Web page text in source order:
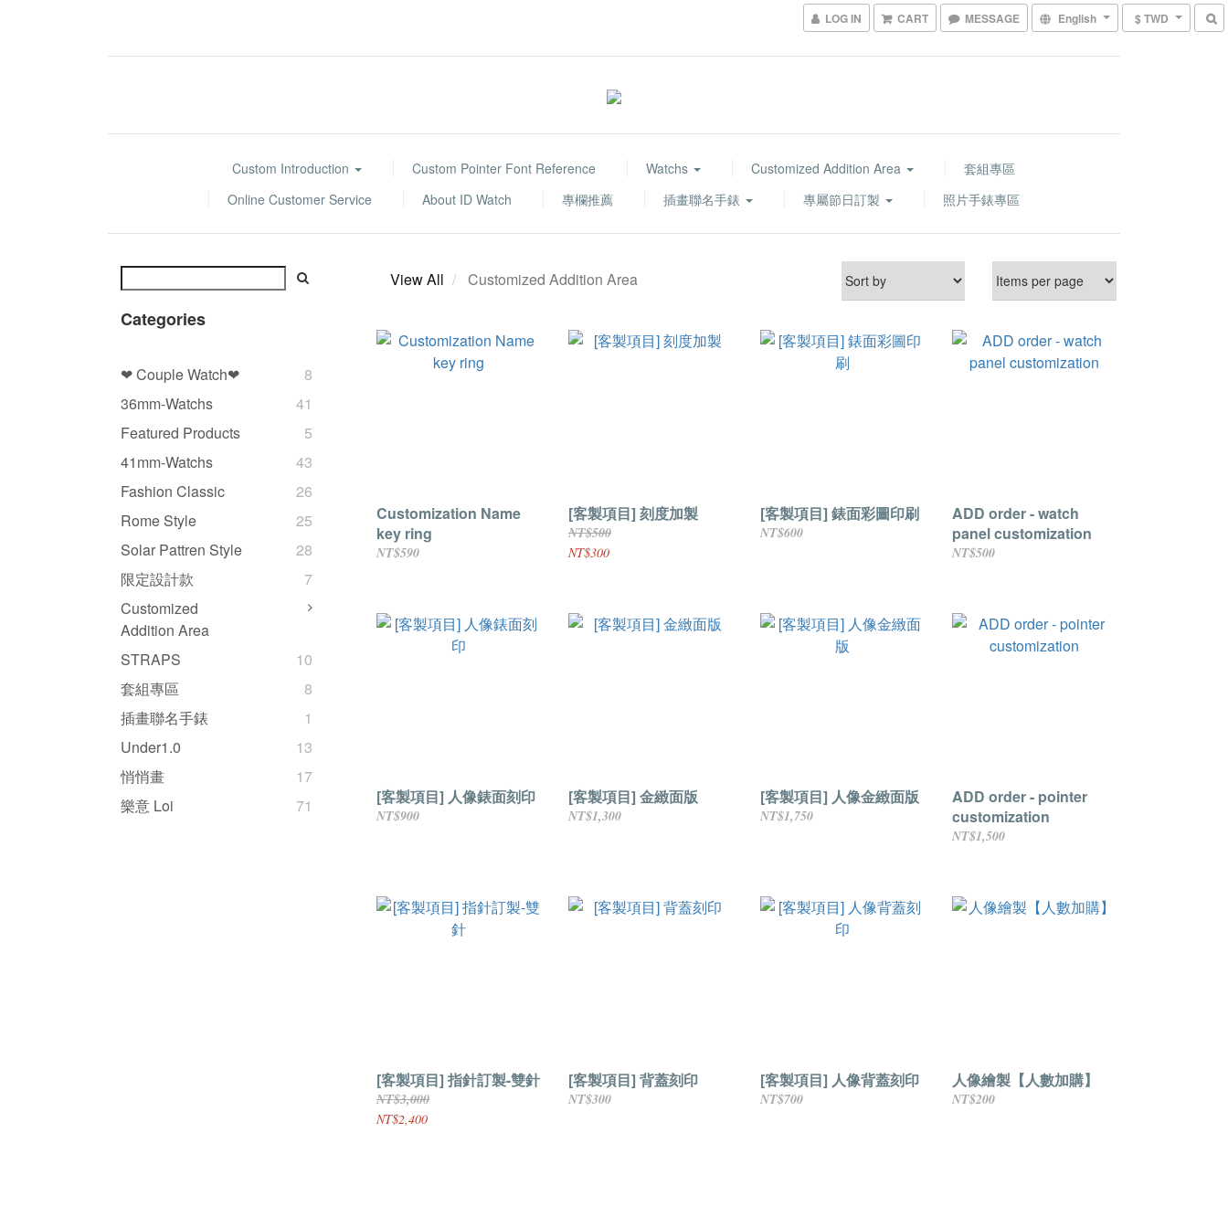
LOG IN CART MESSAGE English $ TWD
Custom Introduction Custom Pointer Font Reference Watchs Customized Addition Area
套組專區
Online Customer Service
About ID Watch 專欄推薦 插畫聯名手錶 專屬節日訂製 照片手錶專區
Categories
❤ Couple Watch❤
8
36mm-Watchs
41
Featured Products
5
41mm-Watchs
43
Fashion Classic
26
Rome Style
25
Solar Pattren Style
28
限定設計款
7
Customized
Addition Area
STRAPS
10
套組專區
8
插畫聯名手錶
1
Under1.0
13
悄悄畫
17
樂意 Loi
71
View All Customized Addition Area
Customization Name
key ring
NT$590
[客製項目] 刻度加製
NT$500
NT$300
[客製項目] 錶面彩圖印刷
NT$600
ADD order - watch
panel customization
NT$500
[客製項目] 人像錶面刻印
NT$900
[客製項目] 金緻面版
NT$1,300
[客製項目] 人像金緻面版
NT$1,750
ADD order - pointer
customization
NT$1,500
[客製項目] 指針訂製-雙針
NT$3,000
NT$2,400
[客製項目] 背蓋刻印
NT$300
[客製項目] 人像背蓋刻印
NT$700
人像繪製【人數加購】
NT$200